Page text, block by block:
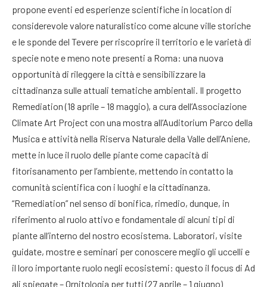
propone eventi ed esperienze scientifiche in location di
considerevole valore naturalistico come alcune ville storiche
e le sponde del Tevere per riscoprire il territorio e le varietà di
specie note e meno note presenti a Roma: una nuova
opportunità di rileggere la città e sensibilizzare la
cittadinanza sulle attuali tematiche ambientali. Il progetto
Remediation (18 aprile – 18 maggio), a cura dell’Associazione
Climate Art Project con una mostra all’Auditorium Parco della
Musica e attività nella Riserva Naturale della Valle dell’Aniene,
mette in luce il ruolo delle piante come capacità di
fitorisanamento per l’ambiente, mettendo in contatto la
comunità scientifica con i luoghi e la cittadinanza.
“Remediation” nel senso di bonifica, rimedio, dunque, in
riferimento al ruolo attivo e fondamentale di alcuni tipi di
piante all’interno del nostro ecosistema. Laboratori, visite
guidate, mostre e seminari per conoscere meglio gli uccelli e
il loro importante ruolo negli ecosistemi: questo il focus di Ad
ali spiegate – Ornitologia per tutti (27 aprile – 1 giugno)